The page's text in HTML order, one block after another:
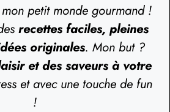
petit monde gourmand !
recettes faciles, pleines
originales. Mon but ?
et des saveurs à votre
et avec une touche de fun
!